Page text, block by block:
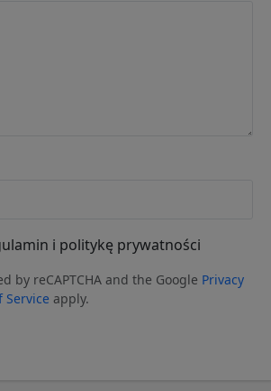
i politykę prywatności
by reCAPTCHA and the Google Privacy
Service apply.